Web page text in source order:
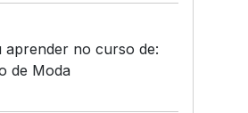
aprender no curso de:
de Moda